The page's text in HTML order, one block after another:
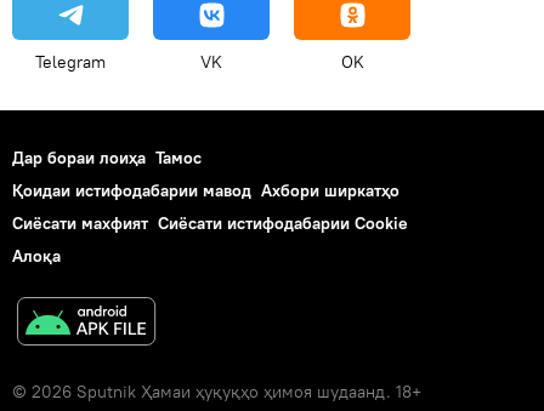
Telegram VK OK
Дар бораи лоиҳа Тамос
Қоидаи истифодабарии мавод Ахбори ширкатҳо
Сиёсати махфият Сиёсати истифодабарии Cookie
Алоқа
© 2026 Sputnik Ҳамаи ҳуқуқҳо ҳимоя шудаанд. 18+